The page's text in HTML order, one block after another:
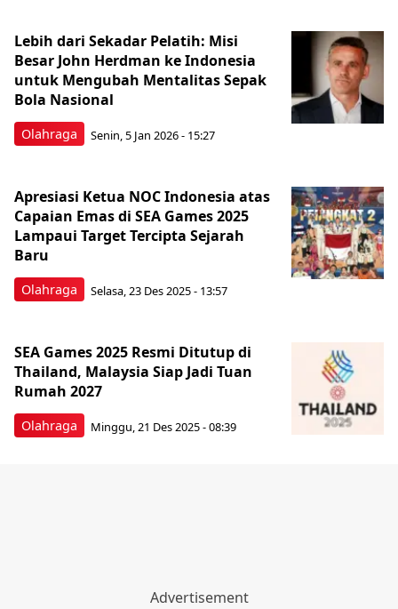
Olahraga
Lebih dari Sekadar Pelatih: Misi
Besar John Herdman ke Indonesia
untuk Mengubah Mentalitas Sepak
Bola Nasional
Senin, 5 Jan 2026 - 15:27
Olahraga
Apresiasi Ketua NOC Indonesia atas
Capaian Emas di SEA Games 2025
Lampaui Target Tercipta Sejarah
Baru
Selasa, 23 Des 2025 - 13:57
Olahraga
SEA Games 2025 Resmi Ditutup di
Thailand, Malaysia Siap Jadi Tuan
Rumah 2027
Minggu, 21 Des 2025 - 08:39